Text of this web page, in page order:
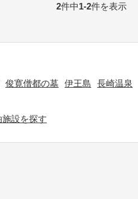
2件中1-2件を表示
俊寛僧都の墓 伊王島 長崎温泉
設を探す